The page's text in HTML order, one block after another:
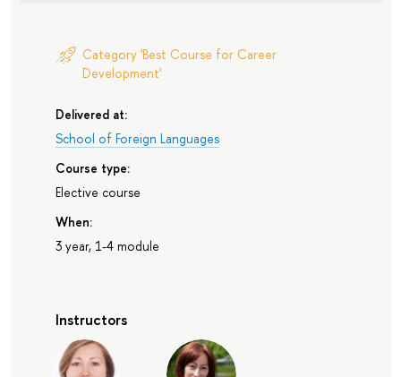
Category 'Best Course for Career
Development'
Delivered at:
School of Foreign Languages
Course type:
Elective course
When:
3 year, 1-4 module
Instructors